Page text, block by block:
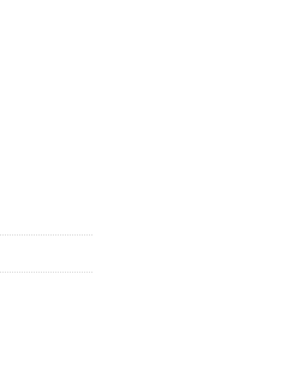
LAP-01-GY cantidad